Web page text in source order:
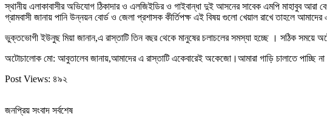
স্থানীয় এলাকাবাসীর অভিযোগ ঠিকাদার ও এলজিইডির ও গাইবান্ধা দুই আসনের সাবেক এমপি মাহাবুব আরা
গ্রামবাসী জানায় পানি উন্নয়ন বোর্ড ও জেলা প্রশাসক কীর্তিপক্ষ এই বিষয় গুলো খেয়াল রাখে তাহলে
ভুক্তভোগী ইউনুছ মিয়া জানান,এ রাস্তাটি তিন বছর থেকে মানুষের চলাচলের সমস্যা হচ্ছে । সঠিক সময়ে
অটোচালোক মো: আবুতালেব জানায়,আমাদের এ রাস্তাটি একেবারেই অকেজো।আমারা গাড়ি চালাতে পাচ্ছি
Post Views: ৪৯২
জনপ্রিয় সংবাদ সর্বশেষ